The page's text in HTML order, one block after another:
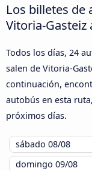
Los billetes de
Vitoria-Gasteiz
Todos los días, 24
salen de Vitoria-
continuación,
autobús en esta
próximos días.
sábado 08/08
domingo 09/08